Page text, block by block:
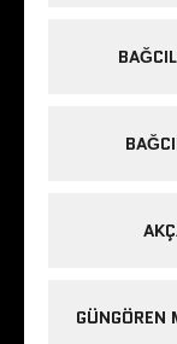
GÜNGÖREN